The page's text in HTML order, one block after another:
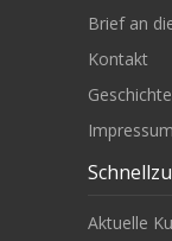
Brief an
Kontakt
Geschichte
Impressum
Aktuelle